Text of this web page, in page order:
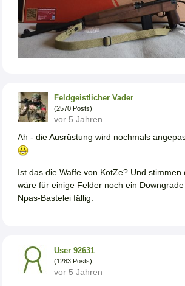
Feldgeistlicher Vader
(2570 Posts)
vor 5 Jahren
Ah - die Ausrüstung wird nochmals
Ist das die Waffe von KotZe? Und stimmen
wäre für einige Felder noch ein
Npas-Bastelei fällig.
User 92631
(1283 Posts)
vor 5 Jahren